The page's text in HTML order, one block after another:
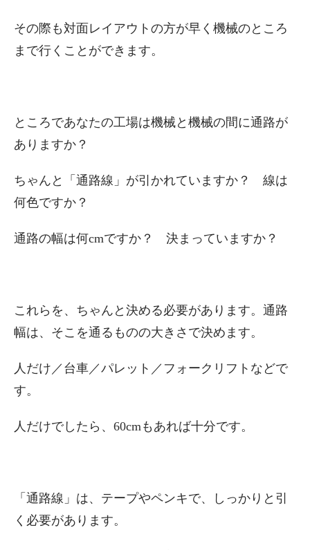
その際も対面レイアウトの方が早く機械のところ
まで行くことができます。
ところであなたの工場は機械と機械の間に通路が
ありますか？
ちゃんと「通路線」が引かれていますか？ 線は
何色ですか？
通路の幅は何cmですか？ 決まっていますか？
これらを、ちゃんと決める必要があります。通路
幅は、そこを通るものの大きさで決めます。
人だけ／台車／パレット／フォークリフトなどで
す。
人だけでしたら、60cmもあれば十分です。
「通路線」は、テープやペンキで、しっかりと引
く必要があります。